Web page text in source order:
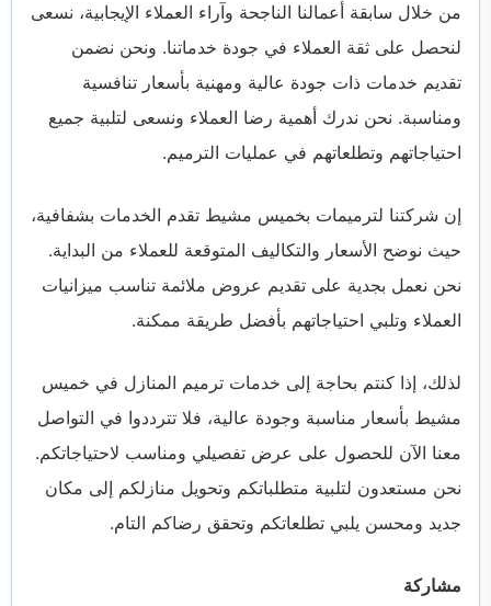
من خلال سابقة أعمالنا الناجحة وآراء العملاء الإيجابية، نسعى
لنحصل على ثقة العملاء في جودة خدماتنا. ونحن نضمن
تقديم خدمات ذات جودة عالية ومهنية بأسعار تنافسية
ومناسبة. نحن ندرك أهمية رضا العملاء ونسعى لتلبية جميع
احتياجاتهم وتطلعاتهم في عمليات الترميم.
إن شركتنا لترميمات بخميس مشيط تقدم الخدمات بشفافية،
حيث نوضح الأسعار والتكاليف المتوقعة للعملاء من البداية.
نحن نعمل بجدية على تقديم عروض ملائمة تناسب ميزانيات
العملاء وتلبي احتياجاتهم بأفضل طريقة ممكنة.
لذلك، إذا كنتم بحاجة إلى خدمات ترميم المنازل في خميس
مشيط بأسعار مناسبة وجودة عالية، فلا تترددوا في التواصل
معنا الآن للحصول على عرض تفصيلي ومناسب لاحتياجاتكم.
نحن مستعدون لتلبية متطلباتكم وتحويل منازلكم إلى مكان
جديد ومحسن يلبي تطلعاتكم وتحقق رضاكم التام.
مشاركة